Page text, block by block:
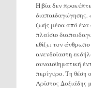
Η βία δεν
διαπαιδαγώγησης.
ζωής μέσα από ένα
πλαίσιο
εθίζει τον
ανενδοίαστη
συναισθηματική
περίγυρο. Τη θέση
Αρίστος